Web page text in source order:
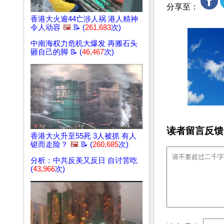
香港大火逾44亡涉人祸 港人精神
令人动容 🖼️ 📝 (261,683次)
中南海权力危机大爆发 再搬石头
砸自己的脚 📝 (46,467次)
香港大火升至55死 3人被抓 有人
铤而走险？ 🖼️ 📝 (260,685次)
分析：中共反美又反日 自讨苦吃
(43,966次)
分享至：
读者留言反